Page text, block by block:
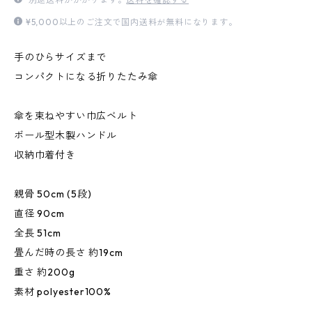
¥5,000以上のご注文で国内送料が無料になります。
手のひらサイズまで
コンパクトになる折りたたみ傘
傘を束ねやすい巾広ベルト
ボール型木製ハンドル
収納巾着付き
親骨 50cm (5段)
直径 90cm
全長 51cm
畳んだ時の長さ 約19cm
重さ 約200g
素材 polyester100%